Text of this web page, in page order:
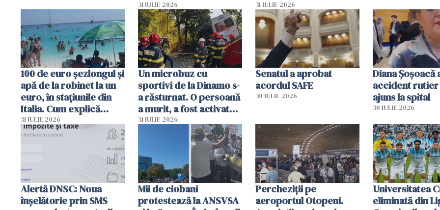
capete de aligator și o
sumă imensă de bani
31 IULIE 2026
teritoriul spaniol: „Vom
mobiliza toate
resursele"
31 IULIE 2026
100 de euro șezlongul și
apă de la robinet la un
euro, în stațiunile din
Italia. Cum explică
autoritățile
31 IULIE 2026
Un microbuz cu
sportivi de la Dinamo s-
a răsturnat. O persoană
a murit, a fost activat
planul roșu de
31 IULIE 2026
Senatul a aprobat
acordul SAFE
30 IULIE 2026
Diana Șoșoacă
accident rutier
ajuns la spital
30 IULIE 2026
Alertă DNSC: Noua
înșelătorie prin SMS
Mii de ciobani
protestează la ANSVSA
Percheziții pe
aeroportul Otopeni.
Universitatea
eliminată din